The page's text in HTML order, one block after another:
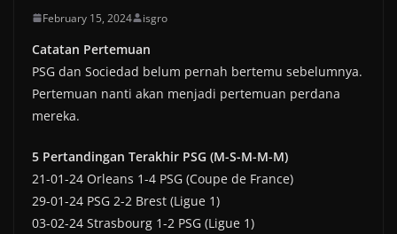
February 15, 2024 isgro
Catatan Pertemuan
PSG dan Sociedad belum pernah bertemu sebelumnya.
Pertemuan nanti akan menjadi pertemuan perdana
mereka.
5 Pertandingan Terakhir PSG (M-S-M-M-M)
21-01-24 Orleans 1-4 PSG (Coupe de France)
29-01-24 PSG 2-2 Brest (Ligue 1)
03-02-24 Strasbourg 1-2 PSG (Ligue 1)